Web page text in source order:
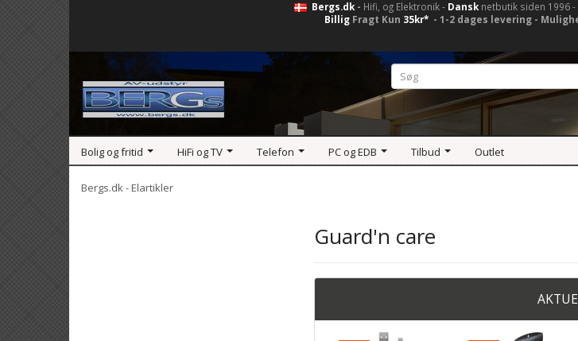
Bergs.dk- Hifi, og Elektronik - Dansknetbutik siden 1996 -
Billig Fragt Kun 35kr* - 1-2 dages levering -
Bolig og fritid HiFi og TV Telefon PC og EDB Tilbud Outlet
Bergs.dk - Elartikler
Guard'n care